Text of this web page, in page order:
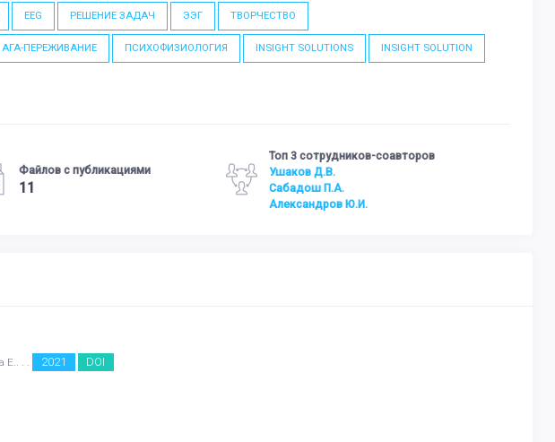
EEG РЕШЕНИЕ ЗАДАЧ ЭЭГ ТВОРЧЕСТВО
АГА-ПЕРЕЖИВАНИЕ ПСИХОФИЗИОЛОГИЯ INSIGHT SOLUTIONS INSIGHT SOLUTION
Файлов с публикациями
11
Топ 3 сотрудников-соавторов
Ушаков Д.В.
Сабадош П.А.
Александров Ю.И.
Е.. . . 2021 DOI